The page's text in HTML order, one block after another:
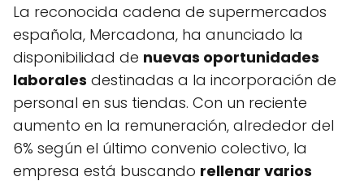
La reconocida cadena de supermercados
española, Mercadona, ha anunciado la
disponibilidad de nuevas oportunidades
laborales destinadas a la incorporación de
personal en sus tiendas. Con un reciente
aumento en la remuneración, alrededor del
6% según el último convenio colectivo, la
empresa está buscando rellenar varios